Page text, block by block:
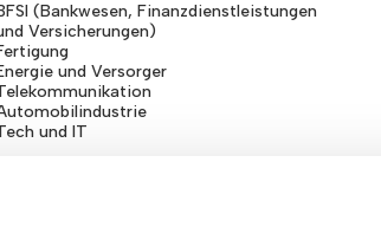
(Bankwesen, Finanzdienstleistungen
Versicherungen)
und Versorger
und IT